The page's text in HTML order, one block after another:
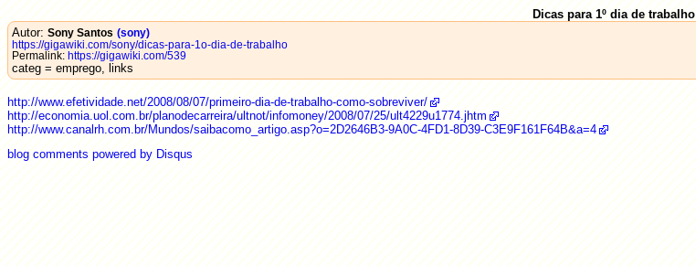
Dicas para 1º dia de trabalho
Autor: Sony Santos (sony)
https://gigawiki.com/sony/dicas-para-1o-dia-de-trabalho
Permalink: https://gigawiki.com/539
categ = emprego, links
http://www.efetividade.net/2008/08/07/primeiro-dia-de-trabalho-como-sobreviver/
http://economia.uol.com.br/planodecarreira/ultnot/infomoney/2008/07/25/ult4229u1774.jhtm
http://www.canalrh.com.br/Mundos/saibacomo_artigo.asp?o=2D2646B3-9A0C-4FD1-8D39-C3E9F161F64B&a=4
blog comments powered by Disqus